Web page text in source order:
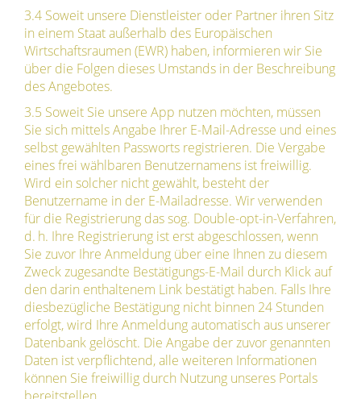
3.4 Soweit unsere Dienstleister oder Partner ihren Sitz
in einem Staat außerhalb des Europäischen
Wirtschaftsraumen (EWR) haben, informieren wir Sie
über die Folgen dieses Umstands in der Beschreibung
des Angebotes.
3.5 Soweit Sie unsere App nutzen möchten, müssen
Sie sich mittels Angabe Ihrer E-Mail-Adresse und eines
selbst gewählten Passworts registrieren. Die Vergabe
eines frei wählbaren Benutzernamens ist freiwillig.
Wird ein solcher nicht gewählt, besteht der
Benutzername in der E-Mailadresse. Wir verwenden
für die Registrierung das sog. Double-opt-in-Verfahren,
d. h. Ihre Registrierung ist erst abgeschlossen, wenn
Sie zuvor Ihre Anmeldung über eine Ihnen zu diesem
Zweck zugesandte Bestätigungs-E-Mail durch Klick auf
den darin enthaltenem Link bestätigt haben. Falls Ihre
diesbezügliche Bestätigung nicht binnen 24 Stunden
erfolgt, wird Ihre Anmeldung automatisch aus unserer
Datenbank gelöscht. Die Angabe der zuvor genannten
Daten ist verpflichtend, alle weiteren Informationen
können Sie freiwillig durch Nutzung unseres Portals